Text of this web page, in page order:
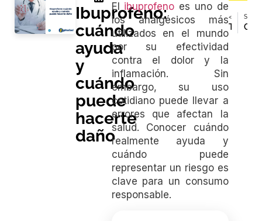
Ibuprofeno:
cuándo
ayuda
y
cuándo
puede
hacerte
daño
El ibuprofeno es uno de
los analgésicos más
utilizados en el mundo
por su efectividad
contra el dolor y la
inflamación.
Sin
embargo, su uso
cotidiano puede llevar a
errores que afectan la
salud.
Conocer cuándo
realmente ayuda y
cuándo puede
representar un riesgo es
clave para un consumo
responsable.
< ARTÍCULO ANTERIOR